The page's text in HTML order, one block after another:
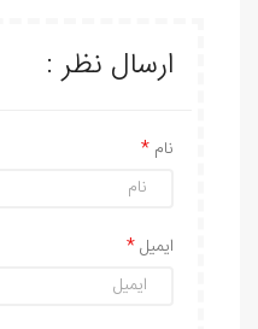
ارسال نظر :
نام
ایمیل